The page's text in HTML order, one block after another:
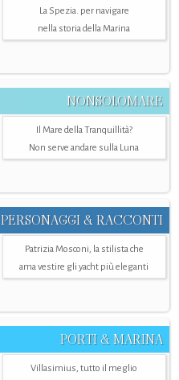
La Spezia. per navigare
nella storia della Marina
NONSOLOMARE
Il Mare della Tranquillità?
Non serve andare sulla Luna
PERSONAGGI & RACCONTI
Patrizia Mosconi, la stilista che
ama vestire gli yacht più eleganti
PORTI & MARINA
Villasimius, tutto il meglio